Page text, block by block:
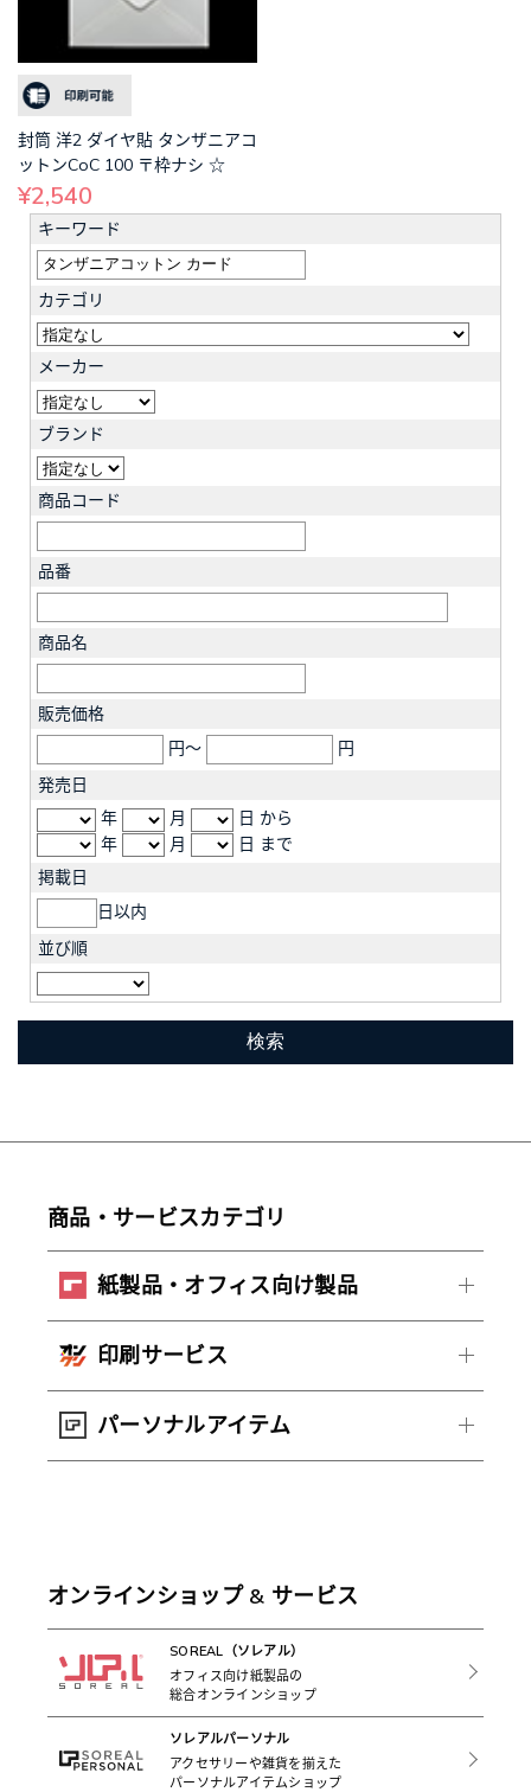
封筒 洋2 ダイヤ貼 タンザニアコ
ットンCoC 100 〒枠ナシ ☆
¥2,540
キーワード
カテゴリ
メーカー
ブランド
商品コード
品番
商品名
販売価格
円～
円
発売日
年
月
日 から
年
月
日 まで
掲載日
日以内
並び順
商品・サービスカテゴリ
紙製品・オフィス向け製品
印刷サービス
パーソナルアイテム
オンラインショップ & サービス
SOREAL（ソレアル）
オフィス向け紙製品の
総合オンラインショップ
ソレアルパーソナル
アクセサリーや雑貨を揃えた
パーソナルアイテムショップ